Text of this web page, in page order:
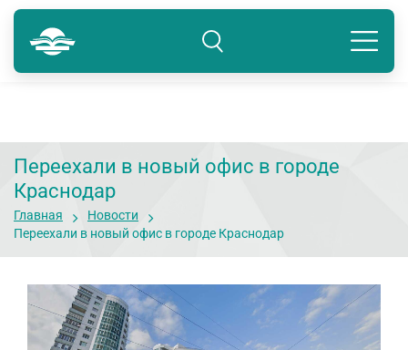
Краснодар
Подразделение: Краснодар
8 800 234-80-99
Переехали в новый офис в городе
Краснодар
Главная
Новости
Переехали в новый офис в городе Краснодар